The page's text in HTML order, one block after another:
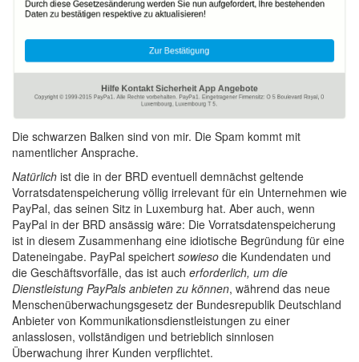
Die schwarzen Balken sind von mir. Die Spam kommt mit
namentlicher Ansprache.
Natürlich ist die in der BRD eventuell demnächst geltende
Vorratsdatenspeicherung völlig irrelevant für ein Unternehmen wie
PayPal, das seinen Sitz in Luxemburg hat. Aber auch, wenn
PayPal in der BRD ansässig wäre: Die Vorratsdatenspeicherung
ist in diesem Zusammenhang eine idiotische Begründung für eine
Dateneingabe. PayPal speichert sowieso die Kundendaten und
die Geschäftsvorfälle, das ist auch erforderlich, um die
Dienstleistung PayPals anbieten zu können, während das neue
Menschenüberwachungsgesetz der Bundesrepublik Deutschland
Anbieter von Kommunikationsdienstleistungen zu einer
anlasslosen, vollständigen und betrieblich sinnlosen
Überwachung ihrer Kunden verpflichtet.